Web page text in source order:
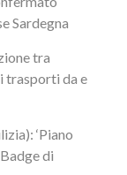
Sardegna
tra
trasporti da e
‘Piano
di